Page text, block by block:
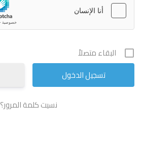
البقاء متصلاً
نسيت كلمة المرور؟